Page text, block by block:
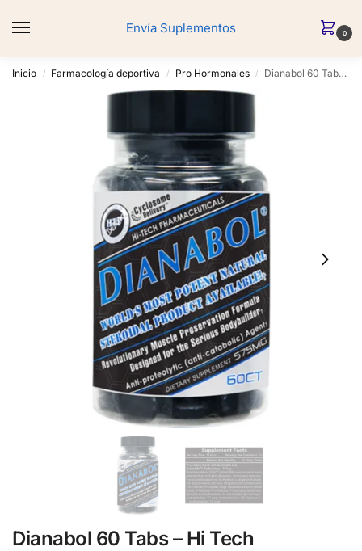
Envía Suplementos 0
Inicio / Farmacología deportiva / Pro Hormonales / Dianabol 60 Tabs – Hi Tech
Dianabol 60 Tabs – Hi Tech